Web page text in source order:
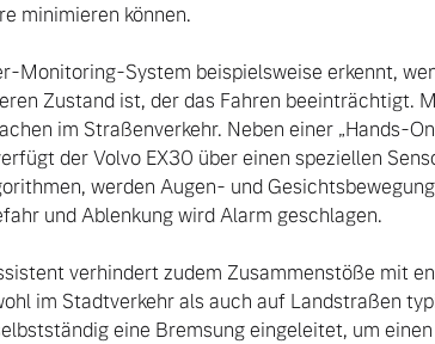
minimieren können.
Monitoring-System beispielsweise erkennt,
Zustand ist, der das Fahren beeinträchtigt.
im Straßenverkehr. Neben einer „Hands-
der Volvo EX30 über einen speziellen
werden Augen- und
und Ablenkung wird Alarm geschlagen.
im Stadtverkehr als auch auf Landstraßen
eine Bremsung eingeleitet, um